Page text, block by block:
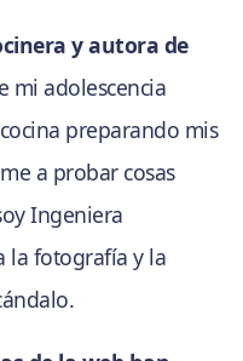
y autora de
mi adolescencia
preparando mis
a probar cosas
Ingeniera
la fotografía y la